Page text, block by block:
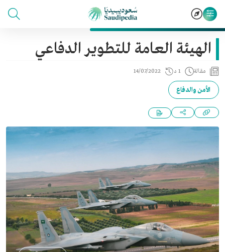
الهيئة العامة للتطوير الدفاعي
مقالة 1 د 14/07/2022
الأمن والدفاع